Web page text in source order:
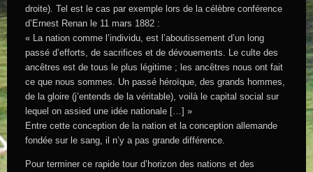
droite). Tel est le cas par exemple lors de la célèbre conférence
d’Ernest Renan le 11 mars 1882 :
« La nation comme l’individu, est l’aboutissement d’un long
passé d’efforts, de sacrifices et de dévouements. Le culte des
ancêtres est de tous le plus légitime ; les ancêtres nous ont fait
ce que nous sommes. Un passé héroïque, des grands hommes,
de la gloire (j’entends de la véritable), voilà le capital social sur
lequel on assied une idée nationale […] »
Entre cette conception de la nation et la conception allemande
fondée sur le sang, il n’y a pas grande différence.
Pour terminer ce rapide tour d’horizon des nations et des